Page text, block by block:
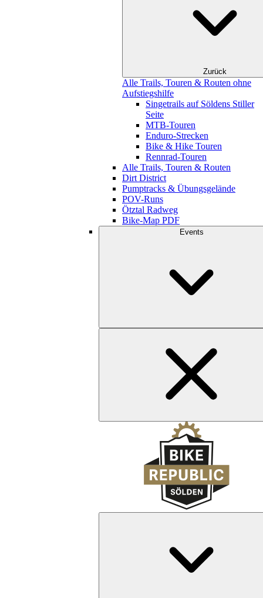
Zurück
Alle Trails, Touren & Routen ohne
Aufstiegshilfe
Singetrails auf Söldens Stiller
Seite
MTB-Touren
Enduro-Strecken
Bike & Hike Touren
Rennrad-Touren
Alle Trails, Touren & Routen
Dirt District
Pumptracks & Übungsgelände
POV-Runs
Ötztal Radweg
Bike-Map PDF
Events